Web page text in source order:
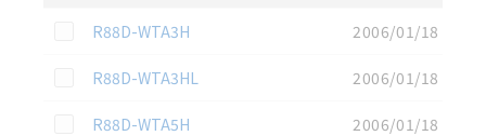
この資料を選択
R88D-WTA3H
2006/01/18
この資料を選択
R88D-WTA3HL
2006/01/18
この資料を選択
R88D-WTA5H
2006/01/18